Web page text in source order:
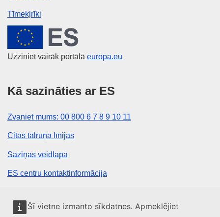
Šī vietne izmanto sīkdatnes. Apmeklējiet
Tīmekļrīki
Eiropas Savienība
Uzziniet vairāk portālā europa.eu
Kā sazināties ar ES
Zvaniet mums: 00 800 6 7 8 9 10 11
Citas tālruņa līnijas
Saziņas veidlapa
ES centru kontaktinformācija
Sociālie mediji